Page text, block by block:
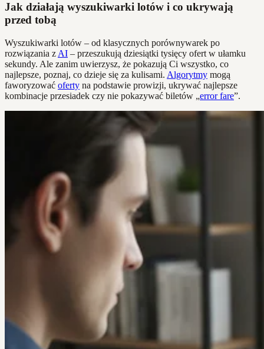
Jak działają wyszukiwarki lotów i co ukrywają
przed tobą
Wyszukiwarki lotów – od klasycznych porównywarek po
rozwiązania z AI – przeszukują dziesiątki tysięcy ofert w ułamku
sekundy. Ale zanim uwierzysz, że pokazują Ci wszystko, co
najlepsze, poznaj, co dzieje się za kulisami. Algorytmy mogą
faworyzować oferty na podstawie prowizji, ukrywać najlepsze
kombinacje przesiadek czy nie pokazywać biletów „error fare”.